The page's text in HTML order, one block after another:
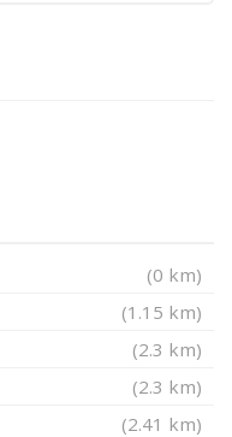
(0 km)
(1.15 km)
(2.3 km)
(2.3 km)
(2.41 km)